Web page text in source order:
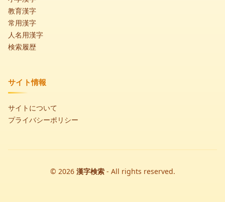
教育漢字
常用漢字
人名用漢字
検索履歴
サイト情報
サイトについて
プライバシーポリシー
© 2026 漢字検索- All rights reserved.